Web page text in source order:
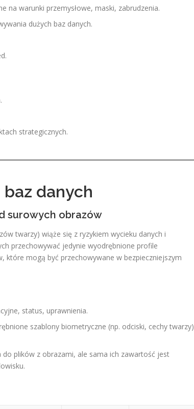
na warunki przemysłowe, maski, zabrudzenia.
dużych baz danych.
strategicznych.
danych
surowych obrazów
twarzy) wiąże się z ryzykiem wycieku danych i
przechowywać jedynie wyodrębnione profile
które mogą być przechowywane w bezpieczniejszym
status, uprawnienia.
szablony biometryczne (np. odciski, cechy twarzy)
do plików z obrazami, ale sama ich zawartość jest